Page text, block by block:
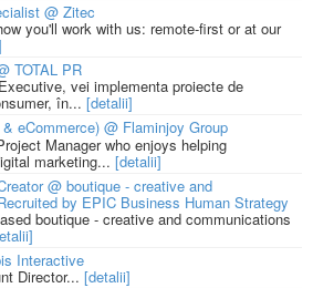
@ Zitec
you'll work with us: remote-first or at our
TOTAL PR
vei implementa proiecte de
în... [detalii]
eCommerce) @ Flaminjoy Group
Manager who enjoys helping
marketing... [detalii]
@ boutique - creative and
by EPIC Business Human Strategy
boutique - creative and communications
Interactive
Director... [detalii]